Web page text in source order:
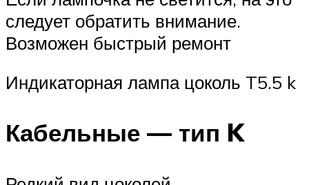
следует обратить внимание.
Возможен быстрый ремонт
Индикаторная лампа цоколь T5.5 k
Кабельные — тип K